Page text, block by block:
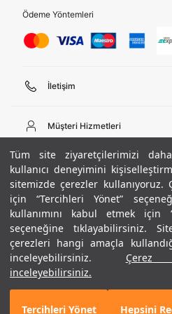
Tüm site ziyaretçilerimizi
kullanıcı deneyimini
sitemizde çerezler kullanıyoruz.
için “Tercihleri Yönet”
kullanımını kabul etmek için
seçeneğine tıklayabilirsiniz.
çerezleri hangi amaçla
inceleyebilirsiniz.
Çerez
inceleyebilirsiniz.
Tercihleri Yönet Hepsini
+ 1 Renk
5.490 TL
%40
Ödeme Yöntemleri
İletişim
444 02 00
Pazartesi - Cuma 09:00 - 18:00
E-posta
bilgi@underarmour.com
Müşteri Hizmetleri
Sipariş Sorgulama
Bize Ulaşın
Teslimat Bilgileri
İşlem Rehberi
İade ve Değişimler
Sıkça Sorulan Sorular
Beden Rehberi
Site Haritası
Hakkımızda
Ticari Bilgiler
Hükümler ve Koşullar
Gizlilik Politikası
Çerez Politikası
Kariyer
ETBİS
UA Sosyal Medya
Instagram
Facebook
Twitter
Popüler Kategoriler
Erkek Basketbol Ayakkabısı
Çocuk Basketbol Ayakkabısı
Erkek Eşofman